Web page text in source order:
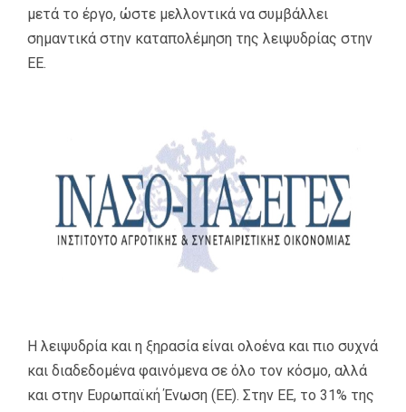
μετά το έργο, ώστε μελλοντικά να συμβάλλει
σημαντικά στην καταπολέμηση της λειψυδρίας στην
ΕΕ.
Η λειψυδρία και η ξηρασία είναι ολοένα και πιο συχνά
και διαδεδομένα φαινόμενα σε όλο τον κόσμο, αλλά
και στην Ευρωπαϊκή Ένωση (ΕΕ). Στην ΕΕ, το 31% της